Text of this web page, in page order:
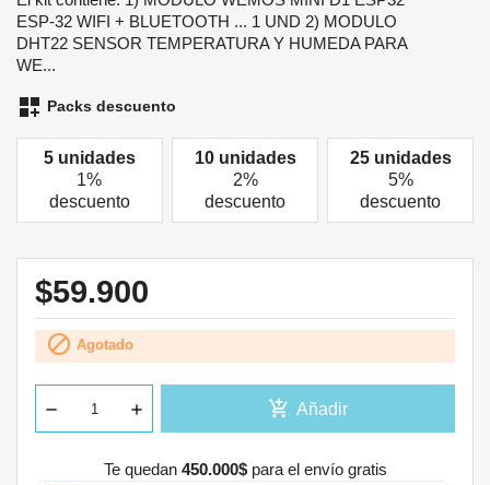
ESP-32 WIFI + BLUETOOTH ... 1 UND 2) MODULO
DHT22 SENSOR TEMPERATURA Y HUMEDA PARA
WE...
dashboard_customize Packs descuento
5 unidades
1%
descuento
10 unidades
2%
descuento
25 unidades
5%
descuento
$59.900
 Agotado
add_shopping_cart Añadir
Te quedan 450.000$para el envío gratis